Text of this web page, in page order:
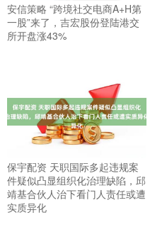
安信策略 “跨境社交电商A+H第
一股”来了，吉宏股份登陆港交
所开盘涨43%
保宇配资 天职国际多起违规案
件疑似凸显组织化治理缺陷，邱
靖基合伙人治下看门人责任或遭
实质异化